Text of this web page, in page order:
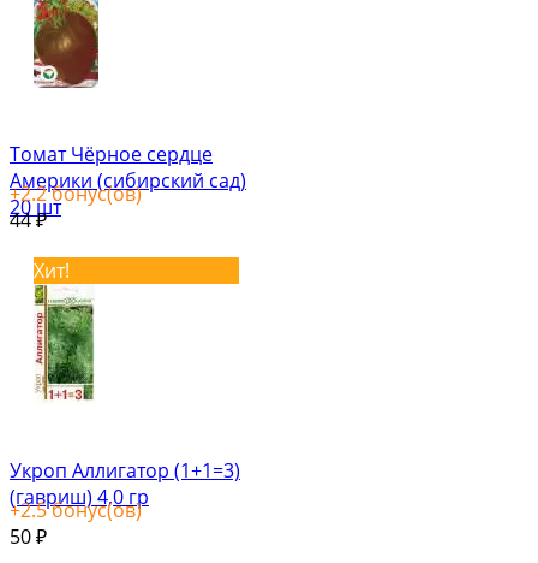
Томат Чёрное сердце
Америки (сибирский сад)
20 шт
+2.2бонус(ов)
44₽
Хит!
Укроп Аллигатор (1+1=3)
(гавриш) 4,0 гр
+2.5бонус(ов)
50 ₽